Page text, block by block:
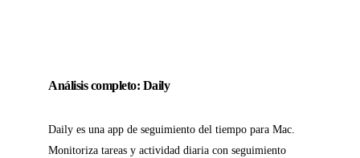
Análisis completo: Daily
Daily es una app de seguimiento del tiempo para Mac.
Monitoriza tareas y actividad diaria con seguimiento